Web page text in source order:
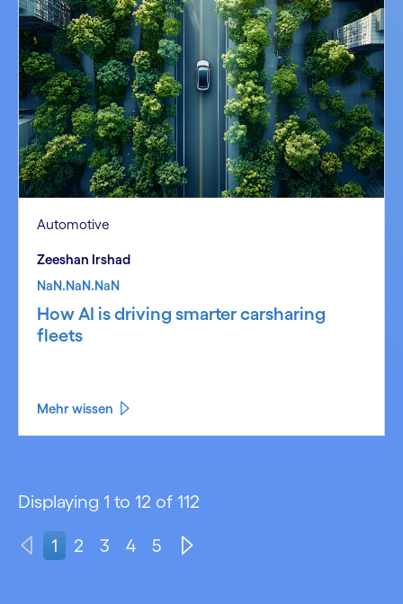
Automotive
Zeeshan Irshad
NaN.NaN.NaN
How AI is driving smarter carsharing
fleets
Mehr wissen
Displaying 1 to 12 of 112
1 2 3 4 5